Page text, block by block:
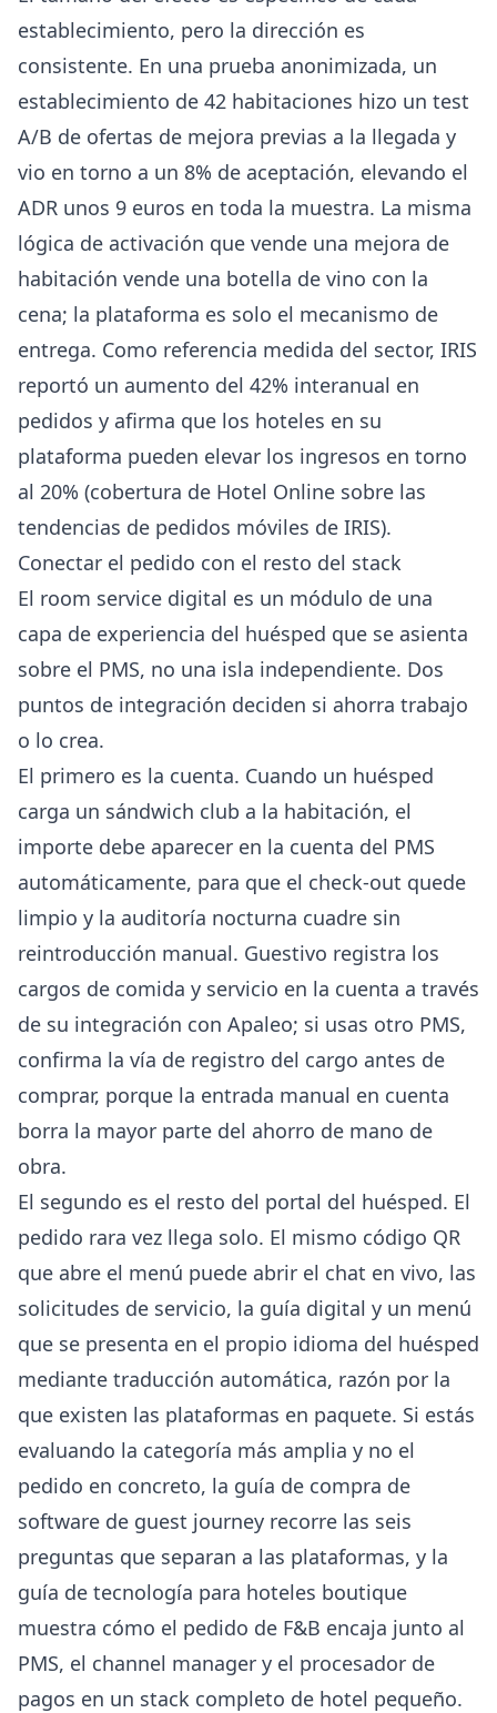
establecimiento, pero la dirección es
consistente. En una prueba anonimizada, un
establecimiento de 42 habitaciones hizo un test
A/B de ofertas de mejora previas a la llegada y
vio en torno a un 8% de aceptación, elevando el
ADR unos 9 euros en toda la muestra. La misma
lógica de activación que vende una mejora de
habitación vende una botella de vino con la
cena; la plataforma es solo el mecanismo de
entrega. Como referencia medida del sector, IRIS
reportó un aumento del 42% interanual en
pedidos y afirma que los hoteles en su
plataforma pueden elevar los ingresos en torno
al 20% (cobertura de Hotel Online sobre las
tendencias de pedidos móviles de IRIS).
Conectar el pedido con el resto del stack
El room service digital es un módulo de una
capa de experiencia del huésped que se asienta
sobre el PMS, no una isla independiente. Dos
puntos de integración deciden si ahorra trabajo
o lo crea.
El primero es la cuenta. Cuando un huésped
carga un sándwich club a la habitación, el
importe debe aparecer en la cuenta del PMS
automáticamente, para que el check-out quede
limpio y la auditoría nocturna cuadre sin
reintroducción manual. Guestivo registra los
cargos de comida y servicio en la cuenta a través
de su integración con Apaleo; si usas otro PMS,
confirma la vía de registro del cargo antes de
comprar, porque la entrada manual en cuenta
borra la mayor parte del ahorro de mano de
obra.
El segundo es el resto del portal del huésped. El
pedido rara vez llega solo. El mismo código QR
que abre el menú puede abrir el chat en vivo, las
solicitudes de servicio, la guía digital y un menú
que se presenta en el propio idioma del huésped
mediante traducción automática, razón por la
que existen las plataformas en paquete. Si estás
evaluando la categoría más amplia y no el
pedido en concreto, la guía de compra de
software de guest journey recorre las seis
preguntas que separan a las plataformas, y la
guía de tecnología para hoteles boutique
muestra cómo el pedido de F&B encaja junto al
PMS, el channel manager y el procesador de
pagos en un stack completo de hotel pequeño.